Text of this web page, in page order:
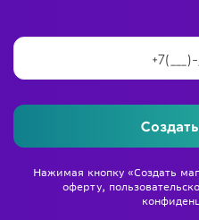
Нажимая кнопку «Создать
оферту,